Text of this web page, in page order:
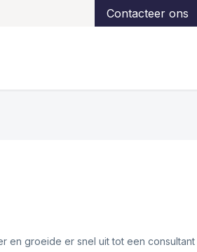
Contacteer ons
en groeide er snel uit tot een consultant